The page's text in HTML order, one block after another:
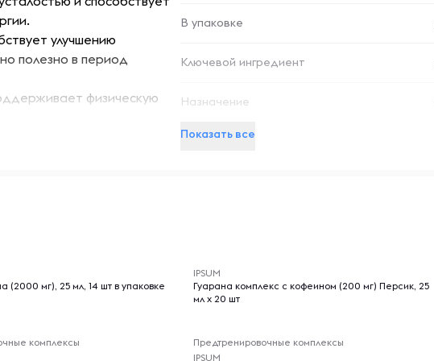
улучшению
полезно в период
физическую
в
крышку, чтобы
В упаковке
Ключевой ингредиент
Назначение
Показать все
(2000 мг), 25 мл, 14 шт в упаковке
комплексы
IPSUM
Гуарана комплекс с кофеином (200 мг) Персик, 25
мл x 20 шт
Предтренировочные комплексы
IPSUM